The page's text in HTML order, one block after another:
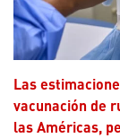
Las estimaciones de la OMS y UNICEF muestran que la
vacunación de
las Américas,